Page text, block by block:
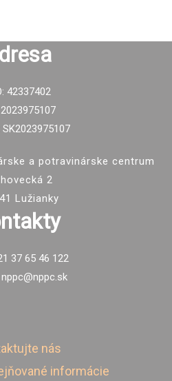
42337402
SK2023975107
a potravinárske centrum
2
Lužianky
37 65 46 122
nás
informácie